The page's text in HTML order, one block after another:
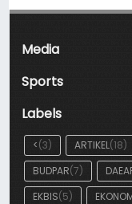
Media
Sports
Labels
<(3) ARTIKEL(18)
BUDPAR(7)
EKBIS(5)